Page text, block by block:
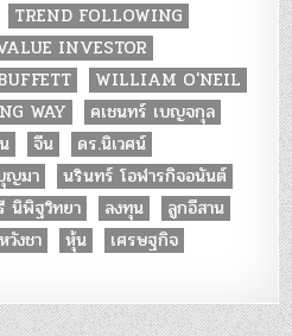
TREND FOLLOWING
INVESTOR
WILLIAM O'NEIL
WAY
คเชนทร์ เบญจกุล
จีน
ดร.นิเวศน์
ญมา
นรินทร์ โอฬารกิจอนันต์
นิพิฐวิทยา ลงทุน
ลูกอีสาน
งชา หุ้น
เศรษฐกิจ